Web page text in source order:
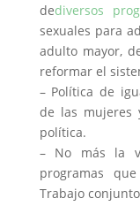
dediversos
sexuales para
adulto mayor,
reformar el
– Política de
de las mujeres
política.
– No más la
programas
Trabajo